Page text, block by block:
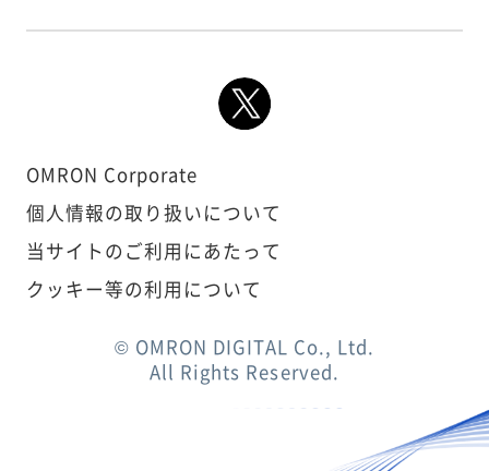
OMRON Corporate
個人情報の取り扱いについて
当サイトのご利用にあたって
クッキー等の利用について
© OMRON DIGITAL Co., Ltd.
All Rights Reserved.